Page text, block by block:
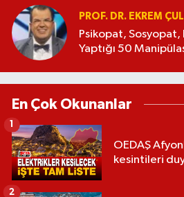
PROF. DR. EKREM
Psikopat,
Yaptığı 50
En Çok Okunanlar
OEDAŞ
kesintileri
1
2